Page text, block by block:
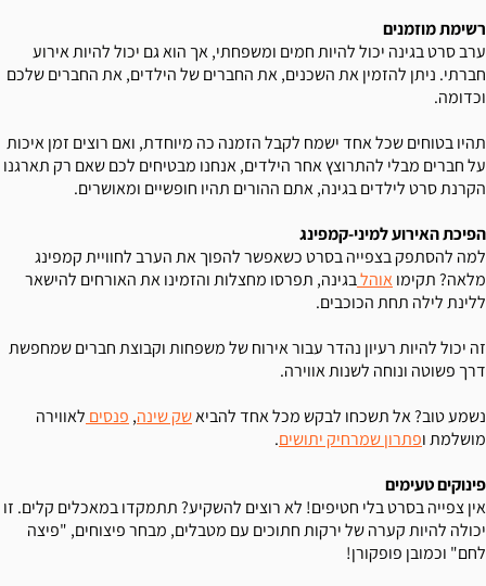
רשימת מוזמנים
ערב סרט בגינה יכול להיות חמים ומשפחתי, אך הוא גם יכול להיות אירוע
חברתי. ניתן להזמין את השכנים, את החברים של הילדים, את החברים שלכם
וכדומה.
תהיו בטוחים שכל אחד ישמח לקבל הזמנה כה מיוחדת, ואם רוצים זמן איכות
על חברים מבלי להתרוצץ אחר הילדים, אנחנו מבטיחים לכם שאם רק תארגנו
הקרנת סרט לילדים בגינה, אתם ההורים תהיו חופשיים ומאושרים.
הפיכת האירוע למיני-קמפינג
למה להסתפק בצפייה בסרט כשאפשר להפוך את הערב לחוויית קמפינג
מלאה? תקימואוהלבגינה, תפרסו מחצלות והזמינו את האורחים להישאר
ללינת לילה תחת הכוכבים.
זה יכול להיות רעיון נהדר עבור אירוח של משפחות וקבוצת חברים שמחפשת
דרך פשוטה ונוחה לשנות אווירה.
נשמע טוב? אל תשכחו לבקש מכל אחד להביאשק שינה, פנסים לאווירה
מושלמת ופתרון שמרחיק יתושים.
פינוקים טעימים
אין צפייה בסרט בלי חטיפים! לא רוצים להשקיע? תתמקדו במאכלים קלים. זו
יכולה להיות קערה של ירקות חתוכים עם מטבלים, מבחר פיצוחים, "פיצה
לחם" וכמובן פופקורן!